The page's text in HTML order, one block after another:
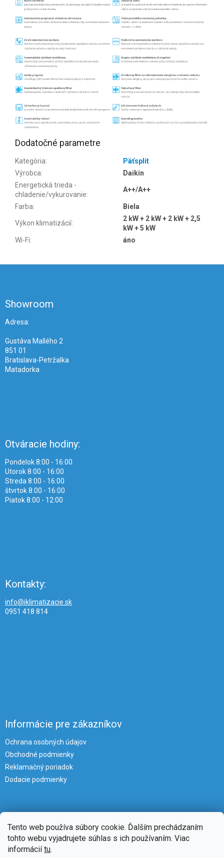
Tento web používa súbory cookie. Ďalším prechádzaním
tohto webu vyjadrujete súhlas s ich používaním. Viac
informáciítu.
Dodatočné parametre
Kategória:
Päťsplit
Výrobca:
Daikin
Energetická trieda -
chladenie/vykurovanie:
A++/A++
Farba: Biela
Výkon klimatizácií:
2 kW + 2 kW + 2 kW + 2,5
kW + 5 kW
Wi-Fi: áno
Showroom
Adresa:
Gustáva Mallého 2
851 01
Bratislava-Petržalka
Matadorka
Otváracie hodiny:
Pondelok 8:00 - 16:00
Utorok 8:00 - 16:00
Streda 8:00 - 16:00
štvrtok 8:00 - 16:00
Piatok 8:00 - 12:00
Kontakty:
info@iklimatizacie.sk
0951 418 814
Informácie pre zákazníkov
Ochrana osobných údajov
Obchodné podmienky
Reklamačný poriadok
Dodacie podmienky